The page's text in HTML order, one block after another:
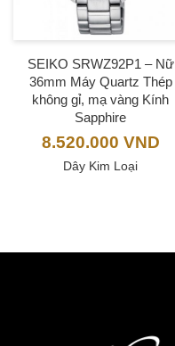
SEIKO SRWZ92P1 – Nữ
36mm Máy Quartz Thép
không gỉ, mạ vàng Kính
Sapphire
8.520.000 VND
Dây Kim Loại